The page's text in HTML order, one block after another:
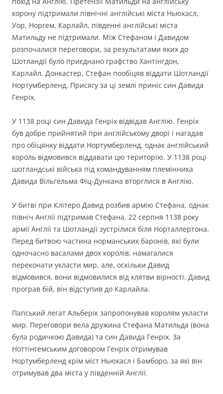
корону підтримали північні англійські міста Ньюкасл,
Уор, Норгем, Карлайл, південні англійські міста
Матильду не підтримали. Між Стефаном і Давидом
розпочалися переговори, за результатами яких до
Шотландії було приєднано графство Хантінгдон,
Карлайл, Донкастер, Стефан пообіцяв віддати Шотландії
Нортумберленд. Присягу за ці землі приніс син Давида
Генріх.
У 1138 році син Давида Генріх відвідав Англію. Генріх
був добре прийнятий при англійському дворі і нагадав
про обіцянку віддати Нортумберленд, однак англійський
король відмовився віддавати цю територію. У 1138 році
шотландські війська під командуванням племінника
Давида Вільгельма Фіц-Дункана вторглися в Англію.
У битві при Клітеро Давид розбив армію Стефана, однак
північ Англії підтримав Стефана. 22 серпня 1138 року
армії Англії та Шотландії зустрілися біля Норталлертона.
Перед битвою частина норманських баронів, які були
одночасно васалами двох королів, намагалися
переконати укласти мир, але, оскільки Давид
відмовився, вони відмовилися від клятви вірності. Давид
програв бій, він відступив до Карлайла.
Папський легат Альберік запропонував королям укласти
мир. Переговори вела дружина Стефана Матильда (вона
була родичкою Давида) та син Давида Генріх. За
Ноттінгемським договором Генріх отримував
Нортумберленд крім міст Ньюкасл і Бамборо, за які він
отримував два міста у південній Англії.